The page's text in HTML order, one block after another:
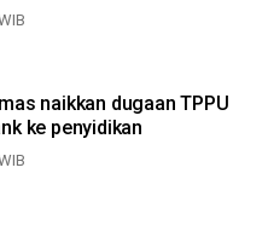
naikkan dugaan TPPU
ke penyidikan